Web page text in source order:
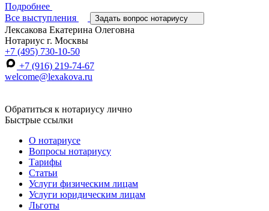
Подробнее
Все выступления
Задать вопрос нотариусу
Лексакова Екатерина Олеговна
Нотариус г. Москвы
+7 (495) 730-10-50
+7 (916) 219-74-67
welcome@lexakova.ru
Обратиться к нотариусу лично
Быстрые ссылки
О нотариусе
Вопросы нотариусу
Тарифы
Статьи
Услуги физическим лицам
Услуги юридическим лицам
Льготы